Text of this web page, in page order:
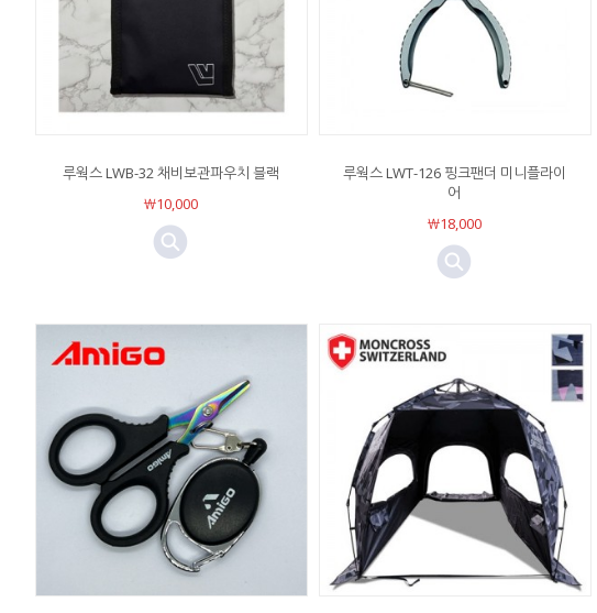
루웍스 LWB-32 채비보관파우치 블랙
￦10,000
루웍스 LWT-126 핑크팬더 미니플라이
어
￦18,000